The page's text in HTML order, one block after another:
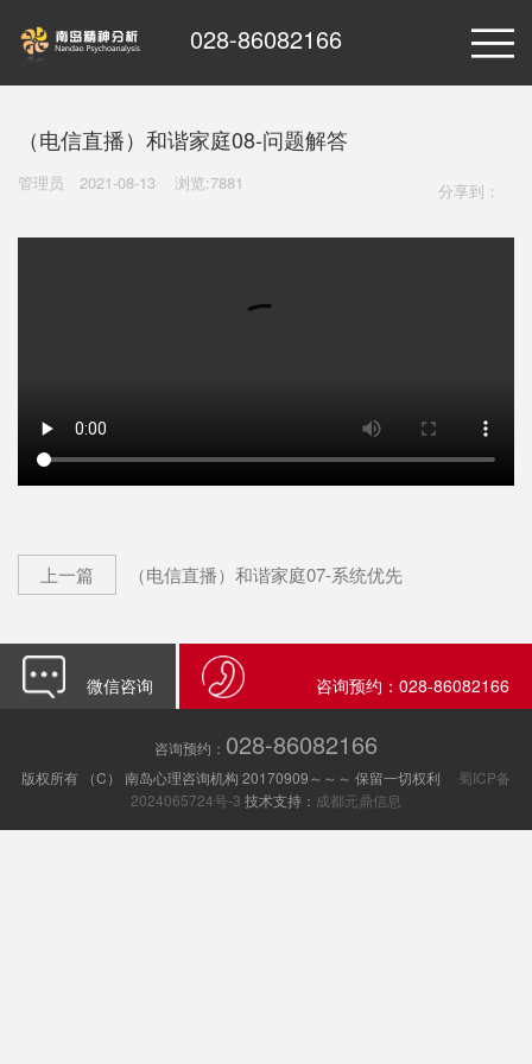
028-86082166
（电信直播）和谐家庭08-问题解答
管理员 2021-08-13 浏览:7881 分享到：
上一篇 （电信直播）和谐家庭07-系统优先
微信咨询 咨询预约：028-86082166
咨询预约： 028-86082166
版权所有 （C） 南岛心理咨询机构 20170909～～～ 保留一切权利
蜀ICP备
2024065724号-3 技术支持： 成都元鼎信息